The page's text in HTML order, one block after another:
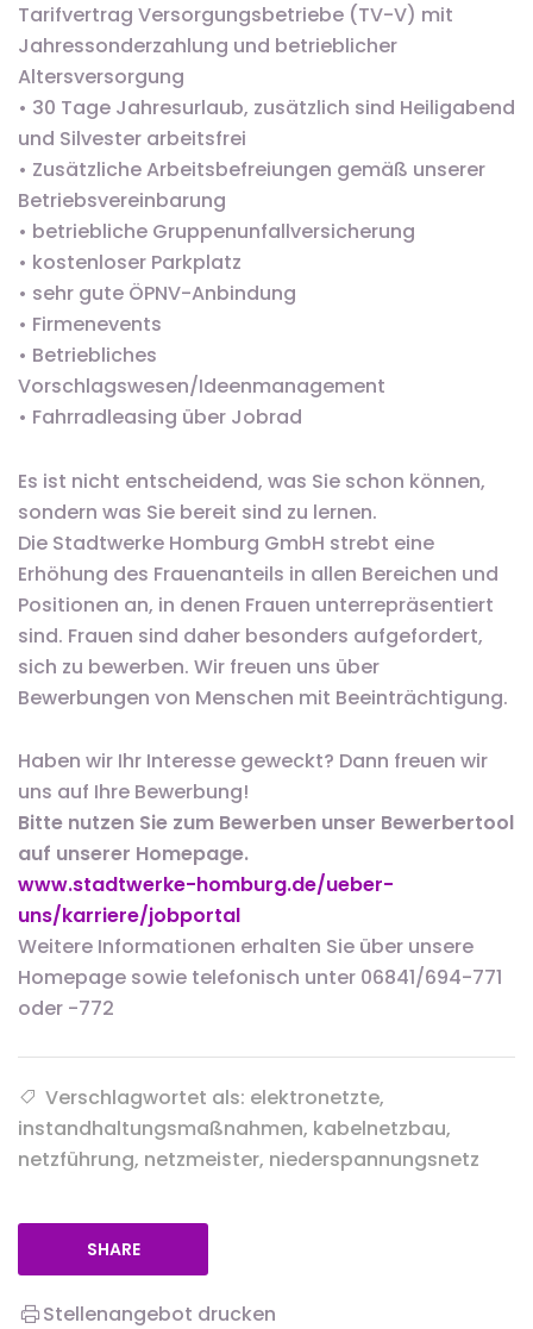
Tarifvertrag Versorgungsbetriebe (TV-V) mit
Jahressonderzahlung und betrieblicher
Altersversorgung
• 30 Tage Jahresurlaub, zusätzlich sind Heiligabend
und Silvester arbeitsfrei
• Zusätzliche Arbeitsbefreiungen gemäß unserer
Betriebsvereinbarung
• betriebliche Gruppenunfallversicherung
• kostenloser Parkplatz
• sehr gute ÖPNV-Anbindung
• Firmenevents
• Betriebliches
Vorschlagswesen/Ideenmanagement
• Fahrradleasing über Jobrad
Es ist nicht entscheidend, was Sie schon können,
sondern was Sie bereit sind zu lernen.
Die Stadtwerke Homburg GmbH strebt eine
Erhöhung des Frauenanteils in allen Bereichen und
Positionen an, in denen Frauen unterrepräsentiert
sind. Frauen sind daher besonders aufgefordert,
sich zu bewerben. Wir freuen uns über
Bewerbungen von Menschen mit Beeinträchtigung.
Haben wir Ihr Interesse geweckt? Dann freuen wir
uns auf Ihre Bewerbung!
Bitte nutzen Sie zum Bewerben unser Bewerbertool
auf unserer Homepage.
www.stadtwerke-homburg.de/ueber-
uns/karriere/jobportal
Weitere Informationen erhalten Sie über unsere
Homepage sowie telefonisch unter 06841/694-771
oder -772
Verschlagwortet als: elektronetzte,
instandhaltungsmaßnahmen, kabelnetzbau,
netzführung, netzmeister, niederspannungsnetz
SHARE
Stellenangebot drucken